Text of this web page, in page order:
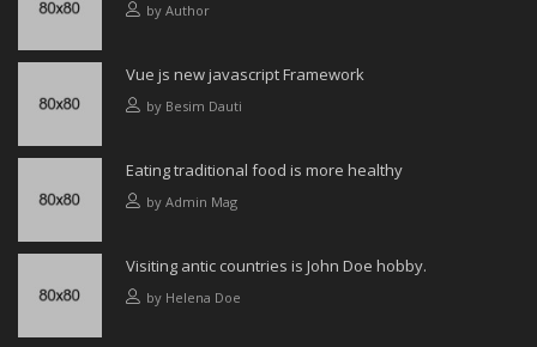
by Author
Vue js new javascript Framework
by Besim Dauti
Eating traditional food is more healthy
by Admin Mag
Visiting antic countries is John Doe hobby.
by Helena Doe